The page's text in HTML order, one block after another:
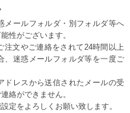
メールフォルダ・別フォルダ等へ
性がございます。
注文やご連絡をされて24時間以上
、迷惑メールフォルダ等を一度ご
ドレスから送信されたメールの受
絡ができません。
定をよろしくお願い致します。